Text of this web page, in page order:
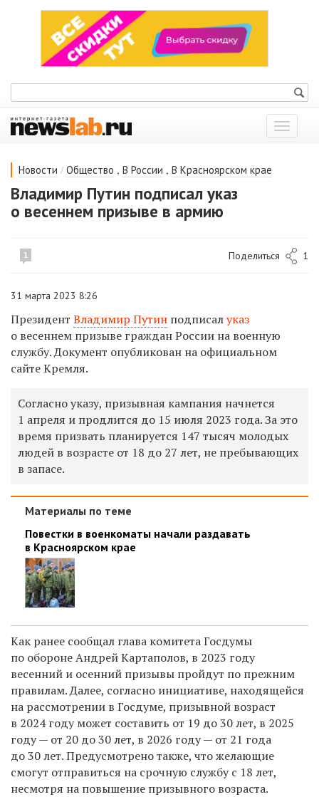
Показать
меню
Новости / Общество , В России , В Красноярском крае
Владимир Путин подписал указ
о весеннем призыве в армию
1 Поделиться 1
31 марта 2023 8:26
Президент Владимир Путин подписалуказ
о весеннем призыве граждан России на военную
службу.Документ опубликован на официальном
сайте Кремля.
Согласно указу, призывная кампания начнется
1 апреля и продлится до 15 июля 2023 года. За это
время призвать планируется 147 тысяч молодых
людей в возрасте от 18 до 27 лет, не пребывающих
в запасе.
Материалы по теме
Повестки в военкоматы начали раздавать
в Красноярском крае
Как ранее сообщал глава комитета Госдумы
по обороне Андрей Картаполов, в 2023 году
весенний и осенний призывы пройдут по прежним
правилам. Далее, согласно инициативе, находящейся
на рассмотрении в Госдуме, призывной возраст
в 2024 году может составить от 19 до 30 лет, в 2025
году — от 20 до 30 лет, в 2026 году — от 21 года
до 30 лет. Предусмотрено также, что желающие
смогут отправиться на срочную службу с 18 лет,
несмотря на повышение призывного возраста.